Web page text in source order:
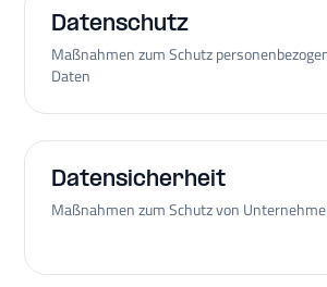
Datenschutz
Maßnahmen zum Schutz
Daten
Datensicherheit
Maßnahmen zum Schutz von